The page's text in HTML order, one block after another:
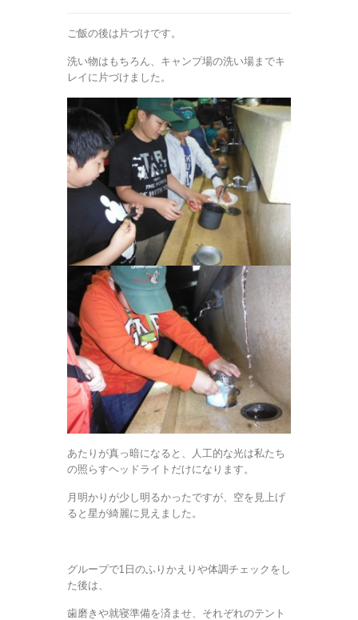
ご飯の後は片づけです。
洗い物はもちろん、キャンプ場の洗い場までキ
レイに片づけました。
あたりが真っ暗になると、人工的な光は私たち
の照らすヘッドライトだけになります。
月明かりが少し明るかったですが、空を見上げ
ると星が綺麗に見えました。
グループで1日のふりかえりや体調チェックをし
た後は、
歯磨きや就寝準備を済ませ、それぞれのテント